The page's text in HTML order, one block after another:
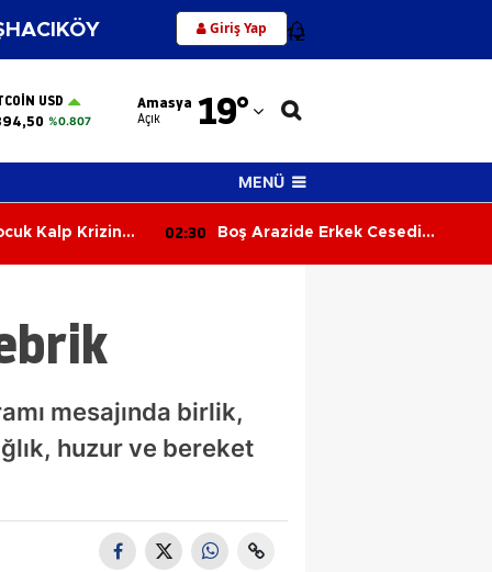
Giriş Yap 12
USD
%0.807
Amasya
Açık 19°
Adana
Adıyaman
Ağrı
Amasya
Aydın
Bilecik
Bingöl
MENÜ
Kalp Krizine
02:30
Boş Arazide Erkek Cesedi
mesajında birlik,
huzur ve bereket